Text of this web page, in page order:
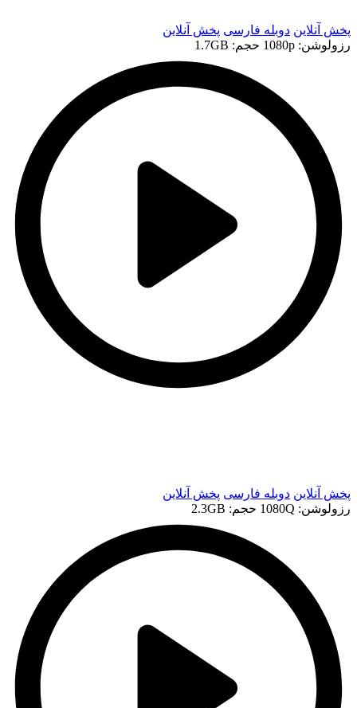
پخش آنلاین دوبله فارسی پخش آنلاین
رزولوشن: 1080p
حجم: 1.7GB
پخش آنلاین دوبله فارسی پخش آنلاین
رزولوشن: 1080Q
حجم: 2.3GB